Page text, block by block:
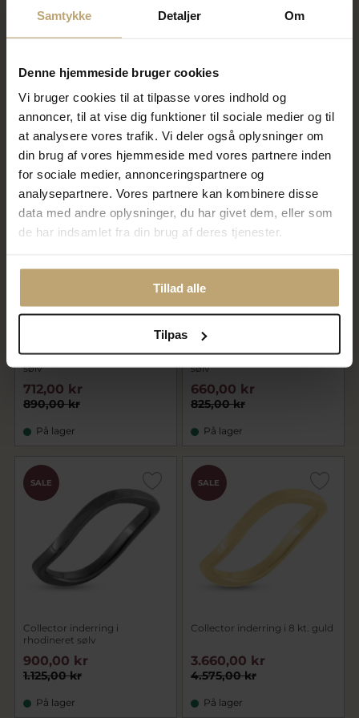
Samtykke Detaljer Om
Denne hjemmeside bruger cookies
Vi bruger cookies til at tilpasse vores indhold og
annoncer, til at vise dig funktioner til sociale medier og til
at analysere vores trafik. Vi deler også oplysninger om
din brug af vores hjemmeside med vores partnere inden
for sociale medier, annonceringspartnere og
analysepartnere. Vores partnere kan kombinere disse
data med andre oplysninger, du har givet dem, eller som
de har indsamlet fra din brug af deres tjenester.
Tillad alle
Tilpas
0,02ct sort brillant
1.215,00 kr
972,00 kr
På lager
750,00 kr
600,00 kr
På lager
SALE
Collector inderring i forgyldt
sølv
890,00 kr
712,00 kr
På lager
SALE
Collector inderring i oxyderet
sølv
825,00 kr
660,00 kr
På lager
SALE
Collector inderring i
rhodineret sølv
1.125,00 kr
900,00 kr
På lager
SALE
Collector inderring i 8 kt. guld
4.575,00 kr
3.660,00 kr
På lager